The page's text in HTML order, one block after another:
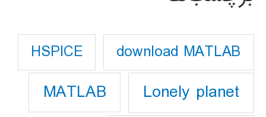
download MATLAB
HSPICE
Lonely planet
MATLAB